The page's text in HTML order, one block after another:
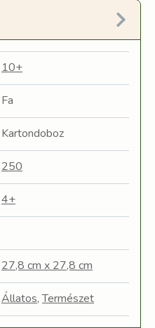
10+
Fa
Kartondoboz
250
4+
27,8 cm x 27,8 cm
Állatos,Természet